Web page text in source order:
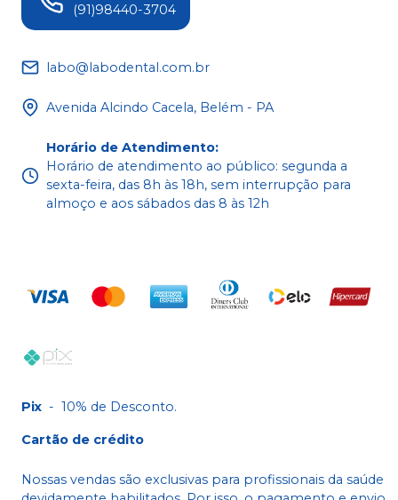
(91)98440-3704
labo@labodental.com.br
Avenida Alcindo Cacela, Belém - PA
Horário de Atendimento:
Horário de atendimento ao público: segunda a
sexta-feira, das 8h às 18h, sem interrupção para
almoço e aos sábados das 8 às 12h
Pix - 10% de Desconto.
Cartão de crédito
Nossas vendas são exclusivas para profissionais da saúde